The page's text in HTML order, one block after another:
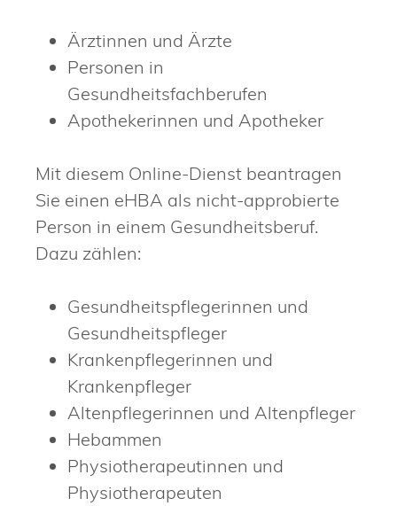
Ärztinnen und Ärzte
Personen in
Gesundheitsfachberufen
Apothekerinnen und Apotheker
Mit diesem Online-Dienst beantragen
Sie einen eHBA als nicht-approbierte
Person in einem Gesundheitsberuf.
Dazu zählen:
Gesundheitspflegerinnen und
Gesundheitspfleger
Krankenpflegerinnen und
Krankenpfleger
Altenpflegerinnen und Altenpfleger
Hebammen
Physiotherapeutinnen und
Physiotherapeuten